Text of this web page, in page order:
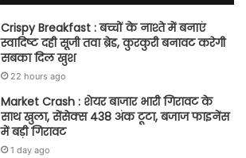
Crispy Breakfast : बच्चों के नाश्ते में बनाएं
स्वादिष्ट दही सूजी तवा ब्रेड, कुरकुरी बनावट करेगी
सबका दिल खुश
22 hours ago
Market Crash : शेयर बाजार भारी गिरावट के
साथ खुला, सेंसेक्स 438 अंक टूटा, बजाज फाइनेंस
में बड़ी गिरावट
1 day ago